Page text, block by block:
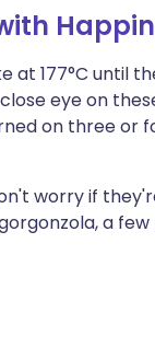
at 177°C until
eye on
on three or
worry if
a